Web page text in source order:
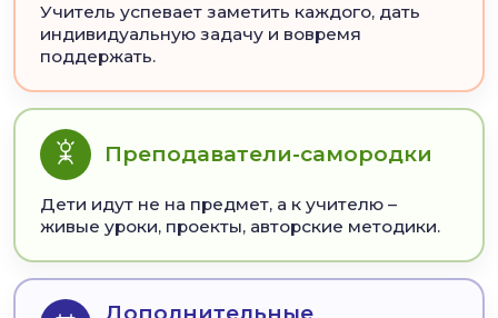
Учитель успевает заметить каждого, дать
индивидуальную задачу и вовремя
поддержать.
Преподаватели-самородки
Дети идут не на предмет, а к учителю –
живые уроки, проекты, авторские методики.